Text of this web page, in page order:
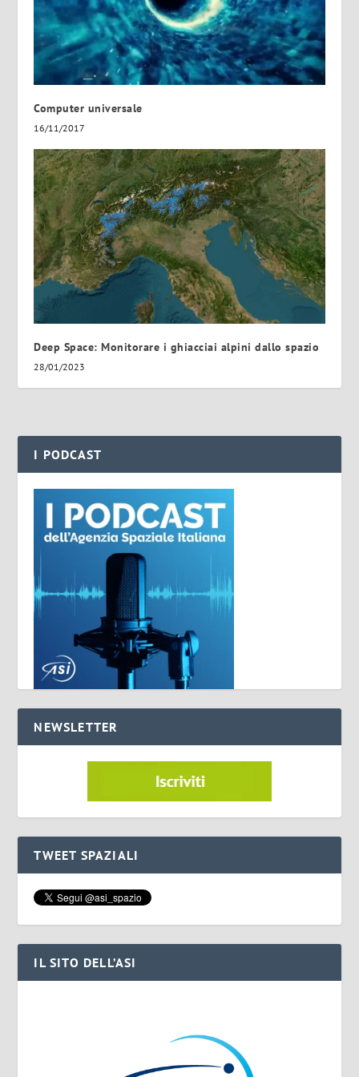
Computer universale
16/11/2017
Deep Space: Monitorare i ghiacciai alpini dallo spazio
28/01/2023
I PODCAST
NEWSLETTER
TWEET SPAZIALI
IL SITO DELL’ASI